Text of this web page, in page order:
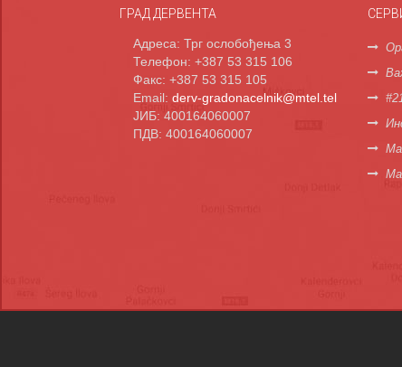
ГРАД ДЕРВЕНТА
Адреса: Трг ослобођења 3
Телефон: +387 53 315 106
Факс: +387 53 315 105
Email: derv-gradonacelnik@mtel.tel
ЈИБ: 400164060007
ПДВ: 400164060007